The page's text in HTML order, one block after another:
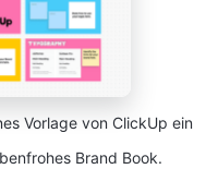
Vorlage von ClickUp ein
Brand Book.